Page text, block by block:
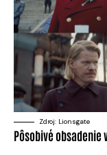
Zdroj: Lionsgate
Pôsobivé obsadenie